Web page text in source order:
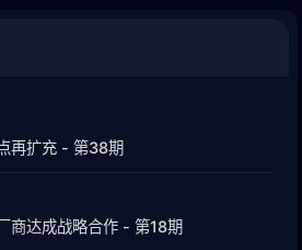
再扩充 - 第38期
商达成战略合作 - 第18期